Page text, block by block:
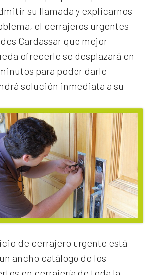
su llamada y explicarnos
el cerrajeros urgentes
Cardassar que mejor
ofrecerle se desplazará en
para poder darle
solución inmediata a su
de cerrajero urgente está
ancho catálogo de los